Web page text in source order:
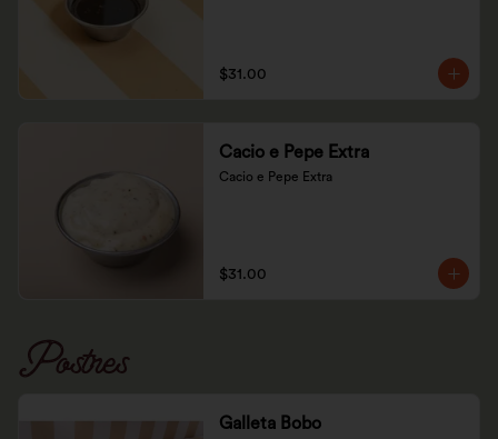
$31.00
Cacio e Pepe Extra
Cacio e Pepe Extra
$31.00
Postres
Galleta Bobo